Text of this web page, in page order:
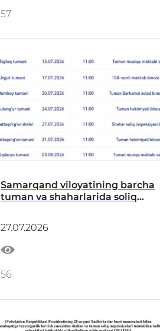
57
Samarqand viloyatining barcha
tuman va shaharlarida soliq
vakillari bilan ochiq
muloqotlar, uchrashuvlar
hamda sayyor qabullar tashkil
etilmoqda.
27.07.2026
56